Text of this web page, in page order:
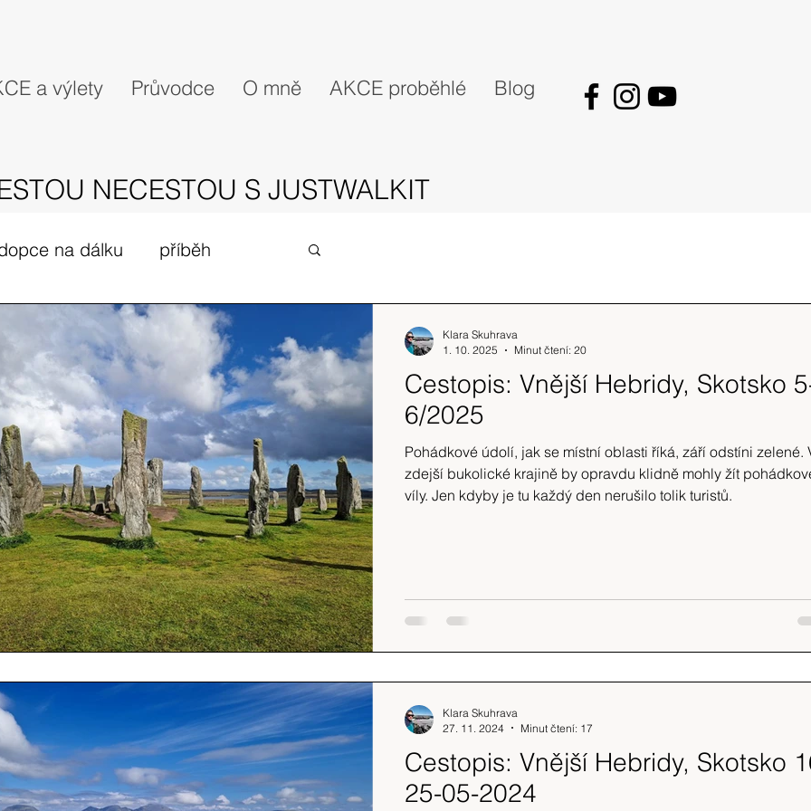
a výlety Průvodce O mně AKCE proběhlé Blog
NECESTOU S JUSTWALKIT
na dálku příběh
zivot v UK
expedice Skotské ostrovy
Srílanka cestuj s mámou
Island
Cestopis: Vnější Hebridy, Skotsko
6/2025
Pohádkové údolí, jak se místní oblasti říká, září odstíni zelené.
zdejší bukolické krajině by opravdu klidně mohly žít
víly. Jen kdyby je tu každý den nerušilo tolik turistů.
Klara Skuhrava
1. 10. 2025
Minut čtení: 20
Cestopis: Vnější Hebridy, Skotsko
25-05-2024
Klara Skuhrava
27. 11. 2024
Minut čtení: 17